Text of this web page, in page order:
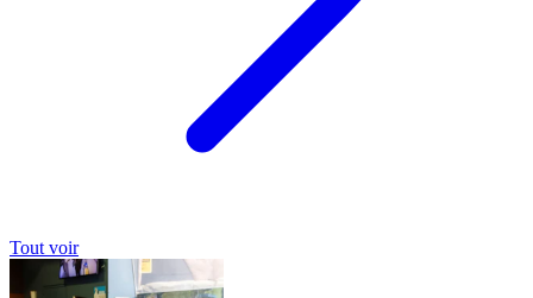
Tout voir